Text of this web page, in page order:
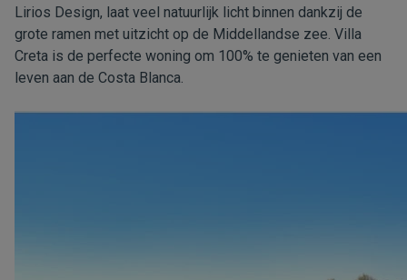
Lirios Design, laat veel natuurlijk licht binnen dankzij de
grote ramen met uitzicht op de Middellandse zee. Villa
Creta is de perfecte woning om 100% te genieten van een
leven aan de Costa Blanca.